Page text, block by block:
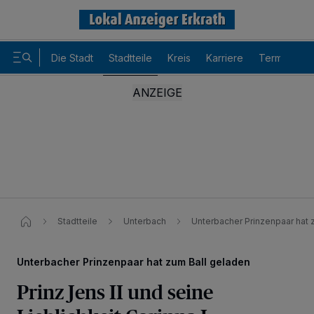
Die Stadt Stadtteile Kreis Karriere Termine
Stadtteile Unterbach Unterbacher Prinzenpaar hat
Unterbacher Prinzenpaar hat zum Ball geladen
Prinz Jens II und seine